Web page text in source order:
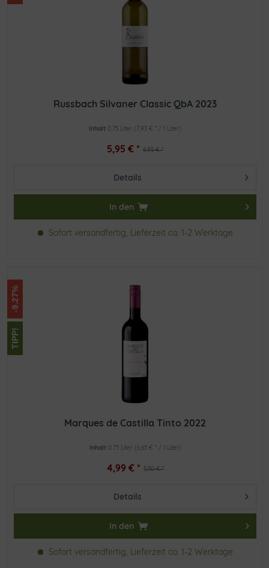
Russbach Silvaner Classic QbA 2023
Inhalt 0.75 Liter (7,93 € * / 1 Liter)
6,95 € *
5,95 € *
Details
In den
Sofort versandfertig, Lieferzeit ca. 1-2 Werktage
-9.27%
TIPP!
Marques de Castilla Tinto 2022
Inhalt 0.75 Liter (6,65 € * / 1 Liter)
5,50 € *
4,99 € *
Details
In den
Sofort versandfertig, Lieferzeit ca. 1-2 Werktage